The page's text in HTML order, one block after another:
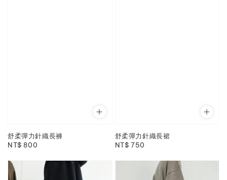
舒柔彈力針織長褲
Regular
NT$ 800
舒柔彈力針織長裙
Regular
NT$ 750